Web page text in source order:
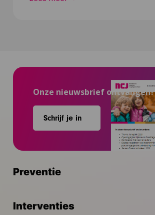
Onze nieuwsbrief ontvangen?
Schrijf je in
Preventie
Interventies